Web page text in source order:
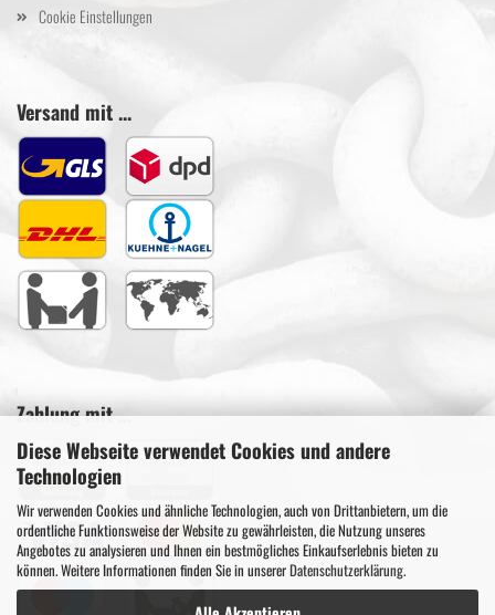
Diese Webseite verwendet Cookies und andere
Technologien
Wir verwenden Cookies und ähnliche Technologien, auch von Drittanbietern, um die
ordentliche Funktionsweise der Website zu gewährleisten, die Nutzung unseres
Angebotes zu analysieren und Ihnen ein bestmögliches Einkaufserlebnis bieten zu
können. Weitere Informationen finden Sie in unsererDatenschutzerklärung.
Cookie Einstellungen
Versand mit ...
Zahlung mit ...